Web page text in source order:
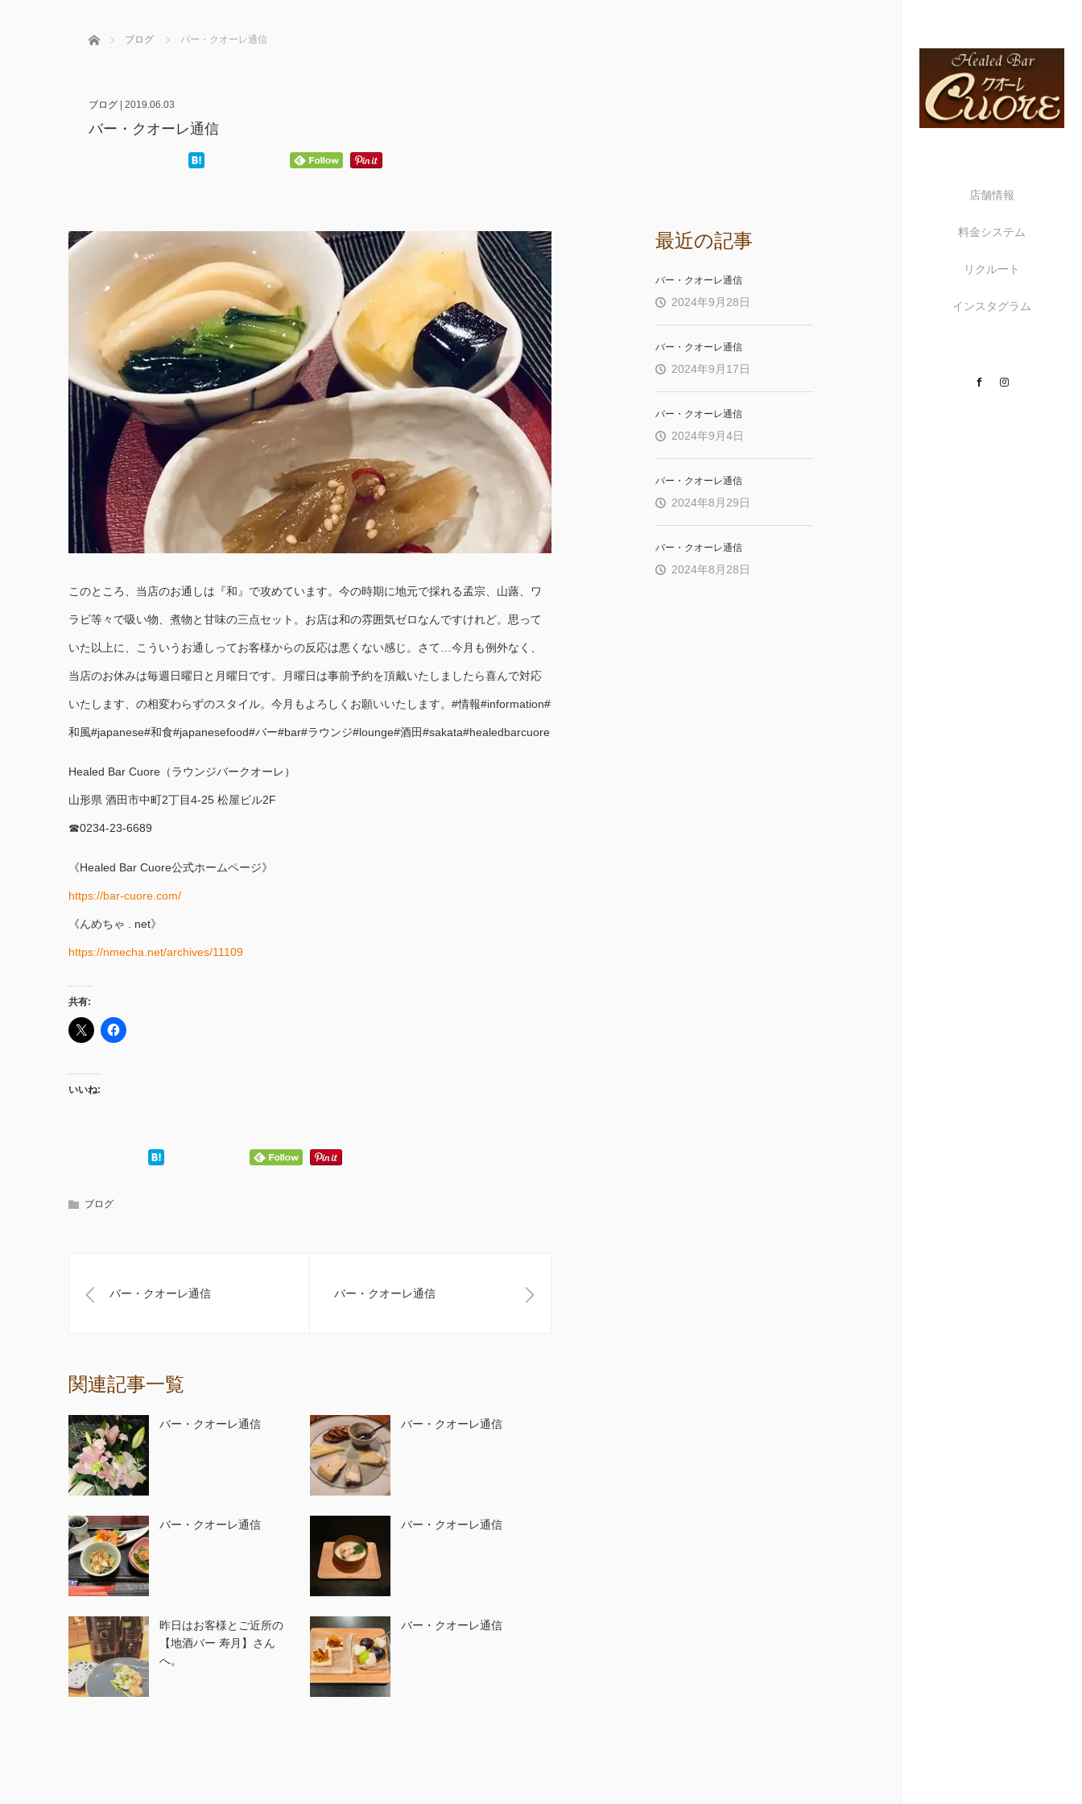
店舗情報
料金システム
リクルート
インスタグラム
Facebook
ホーム ブログ バー・クオーレ通信
ブログ| 2019.06.03
バー・クオーレ通信
このところ、当店のお通しは『和』で攻めています。今の時期に地元で採れる孟宗、山蕗、ワ
ラビ等々で吸い物、煮物と甘味の三点セット。お店は和の雰囲気ゼロなんですけれど。思って
いた以上に、こういうお通しってお客様からの反応は悪くない感じ。さて…今月も例外なく、
当店のお休みは毎週日曜日と月曜日です。月曜日は事前予約を頂戴いたしましたら喜んで対応
いたします、の相変わらずのスタイル。今月もよろしくお願いいたします。#情報#information#
和風#japanese#和食#japanesefood#バー#bar#ラウンジ#lounge#酒田#sakata#healedbarcuore
Healed Bar Cuore（ラウンジバークオーレ）
山形県 酒田市中町2丁目4-25 松屋ビル2F
☎︎0234-23-6689
《Healed Bar Cuore公式ホームページ》
https://bar-cuore.com/
《んめちゃ . net》
https://nmecha.net/archives/11109
共有:
いいね:
ブログ
バー・クオーレ通信 バー・クオーレ通信
関連記事一覧
バー・クオーレ通信 バー・クオーレ通信
バー・クオーレ通信 バー・クオーレ通信
昨日はお客様とご近所の
【地酒バー 寿月】さん
へ。
バー・クオーレ通信
最近の記事
バー・クオーレ通信
2024年9月28日
バー・クオーレ通信
2024年9月17日
バー・クオーレ通信
2024年9月4日
バー・クオーレ通信
2024年8月29日
バー・クオーレ通信
2024年8月28日